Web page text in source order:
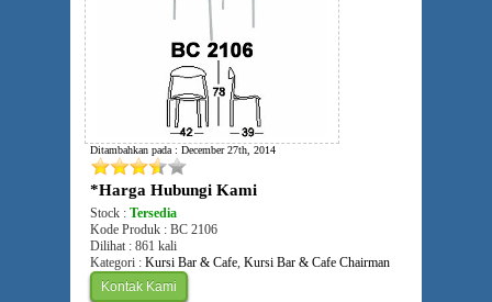
Ditambahkan pada : December 27th, 2014
*Harga Hubungi Kami
Stock : Tersedia
Kode Produk : BC 2106
Dilihat : 861 kali
Kategori : Kursi Bar & Cafe, Kursi Bar & Cafe Chairman
Kontak Kami